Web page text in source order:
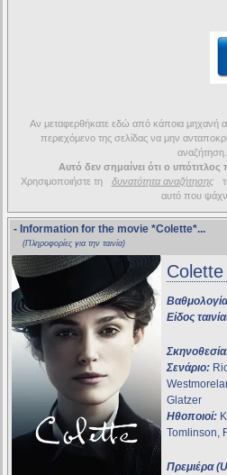
Αν μεταφερθήκατε εδώ από κάποια μηχανή
περιεχόμενο της σελίδας να μην
αναζήτηση.
Αυτό δεν σημαίνει ότι ο
Χρησιμοποιήστε τη
δυνατότητα αναζήτησης
αυτό που
- Information for the movie *Colette*...
(Πληροφορίες για την ταινία)
Είδος
Σενάριο:
Glatzer
Ηθοποιοί:
Tomlinson,
Πρεμιέρα